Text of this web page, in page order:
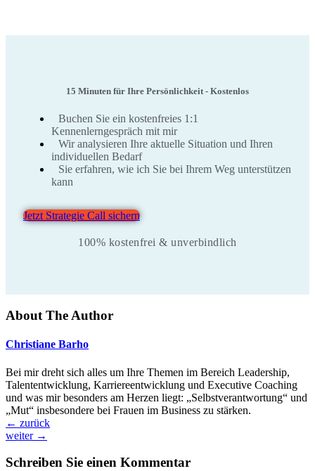
15 Minuten für Ihre Persönlichkeit - Kostenlos
Buchen Sie ein kostenfreies 1:1
Kennenlerngespräch mit mir
Wir analysieren Ihre aktuelle Situation und Ihren
individuellen Bedarf
Sie erfahren, wie ich Sie bei Ihrem Weg unterstützen
kann
Jetzt Strategie Call sichern
100% kostenfrei & unverbindlich
About The Author
Christiane Barho
Bei mir dreht sich alles um Ihre Themen im Bereich Leadership,
Talententwicklung, Karriereentwicklung und Executive Coaching
und was mir besonders am Herzen liegt: „Selbstverantwortung“ und
„Mut“ insbesondere bei Frauen im Business zu stärken.
← zurück
weiter →
Schreiben Sie einen Kommentar